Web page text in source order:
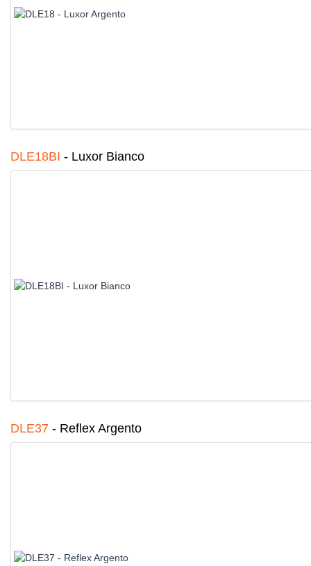
DLE18BI - Luxor Bianco
DLE37 - Reflex Argento